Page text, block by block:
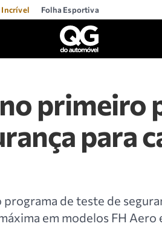
Incrível Folha Esportiva
primeiro
para
de teste de
em modelos FH Aero